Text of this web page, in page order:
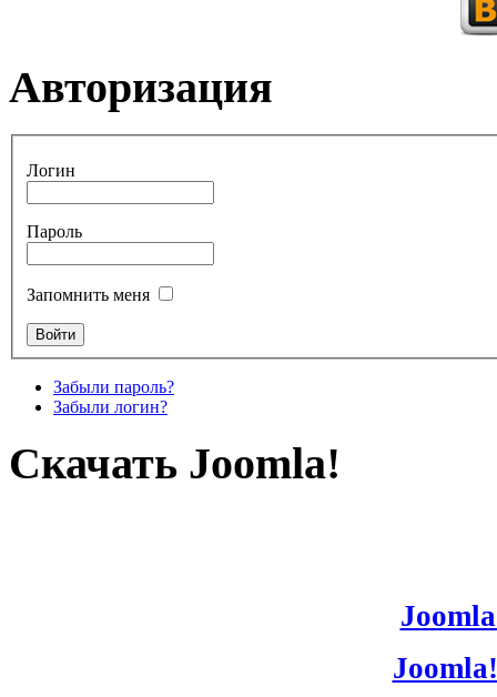
Авторизация
Логин
Пароль
Запомнить меня
Забыли пароль?
Забыли логин?
Скачать Joomla!